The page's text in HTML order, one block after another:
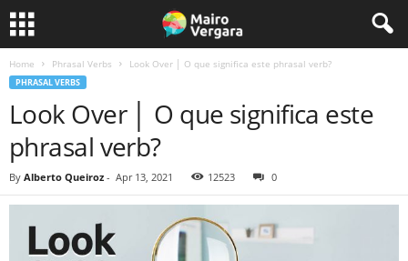
Home Phrasal Verbs Look Over │ O que significa este phrasal verb?
PHRASAL VERBS
Look Over │ O que significa este
phrasal verb?
By Alberto Queiroz - Apr 13, 2021 12523 0